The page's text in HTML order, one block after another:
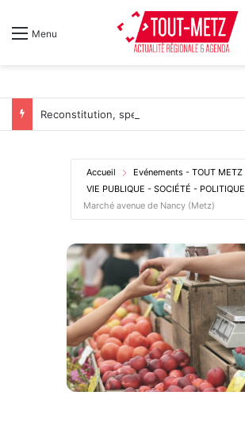
Menu
Accueil
Evénements - TOUT METZ
VIE PUBLIQUE - SOCIÉTÉ - POLITIQUE
Marché avenue de Nancy (Metz)